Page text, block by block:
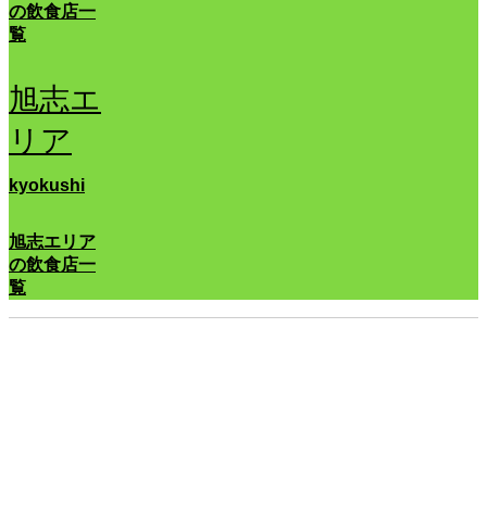
の飲食店一
覧
旭志エ
リア
kyokushi
旭志エリア
の飲食店一
覧